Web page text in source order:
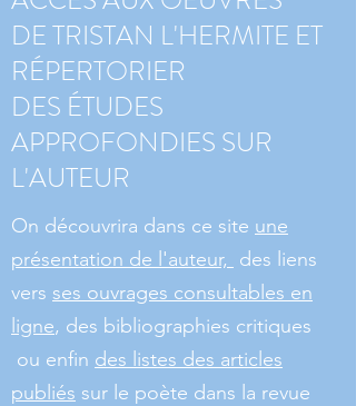
DE TRISTAN L'HERMITE ET
RÉPERTORIER
DES ÉTUDES
APPROFONDIES SUR
L'AUTEUR
On découvrira dans ce site une
présentation de l'auteur, des liens
vers ses ouvrages consultables en
ligne, des bibliographies critiques
ou enfin des listes des articles
publiés sur le poète dans la revue